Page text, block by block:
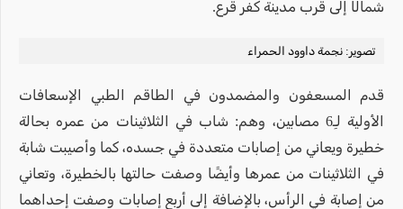
شمالًا إلى قرب مدينة كفر قرع.
تصوير: نجمة داوود الحمراء
قدم المسعفون والمضمدون في الطاقم الطبي الإسعافات
الأولية لـِ6 مصابين، وهم: شاب في الثلاثينات من عمره بحالة
خطيرة ويعاني من إصابات متعددة في جسده، كما وأصيبت شابة
في الثلاثينات من عمرها وأيضًا وصفت حالتها بالخطيرة، وتعاني
من إصابة في الرأس، بالإضافة إلى أربع إصابات وصفت إحداهما